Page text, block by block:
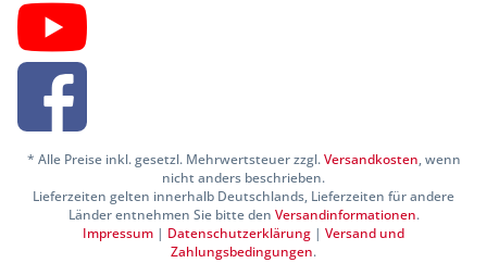
* Alle Preise inkl. gesetzl. Mehrwertsteuer zzgl.Versandkosten, wenn
nicht anders beschrieben.
Lieferzeiten gelten innerhalb Deutschlands, Lieferzeiten für andere
Länder entnehmen Sie bitte den Versandinformationen.
Impressum | Datenschutzerklärung | Versand und
Zahlungsbedingungen.